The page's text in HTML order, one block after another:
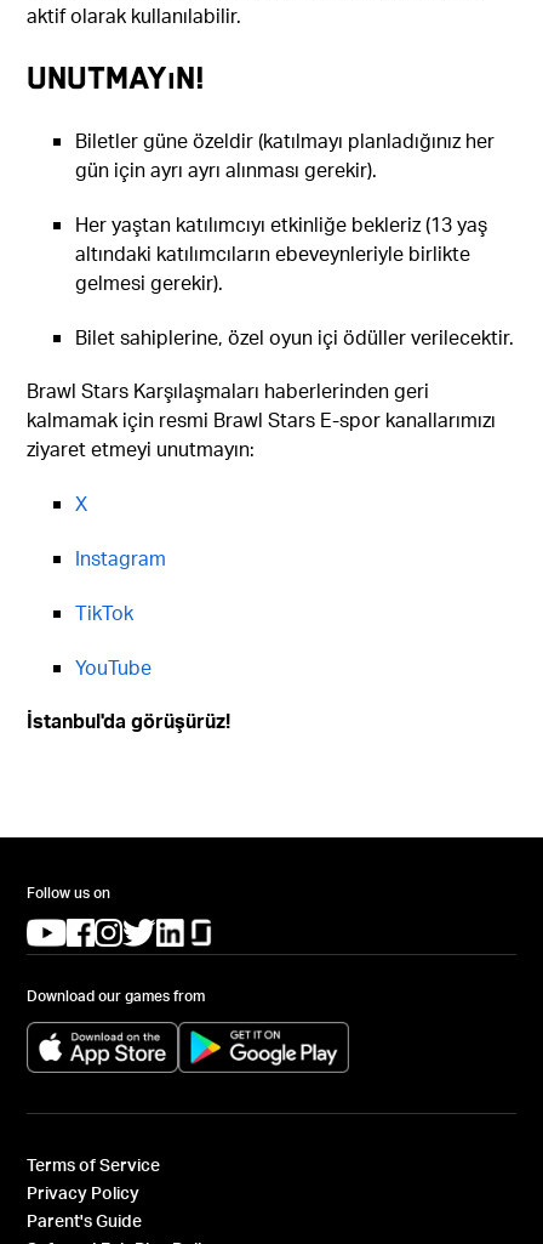
aktif olarak kullanılabilir.
Unutmayın!
Biletler güne özeldir (katılmayı planladığınız her
gün için ayrı ayrı alınması gerekir).
Her yaştan katılımcıyı etkinliğe bekleriz (13 yaş
altındaki katılımcıların ebeveynleriyle birlikte
gelmesi gerekir).
Bilet sahiplerine, özel oyun içi ödüller verilecektir.
Brawl Stars Karşılaşmaları haberlerinden geri
kalmamak için resmi Brawl Stars E-spor kanallarımızı
ziyaret etmeyi unutmayın:
X
Instagram
TikTok
YouTube
İstanbul'da görüşürüz!
Follow us on
(opens in a new tab)
(opens in a new tab)
(opens in a new tab)
(opens in a new tab)
(opens in a new tab)
Download our games from
(opens in a new tab) (opens in a new tab)
Terms of Service
Privacy Policy
Parent's Guide